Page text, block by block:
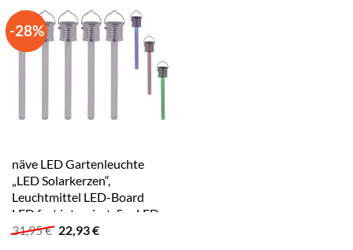
-28%
näve LED Gartenleuchte
„LED Solarkerzen“,
Leuchtmittel LED-Board
LED fest integriert, 5er LED-
Leuchtstäbe,je 1x LED
31,95€ Ursprünglicher
Preis
22,93€Aktueller